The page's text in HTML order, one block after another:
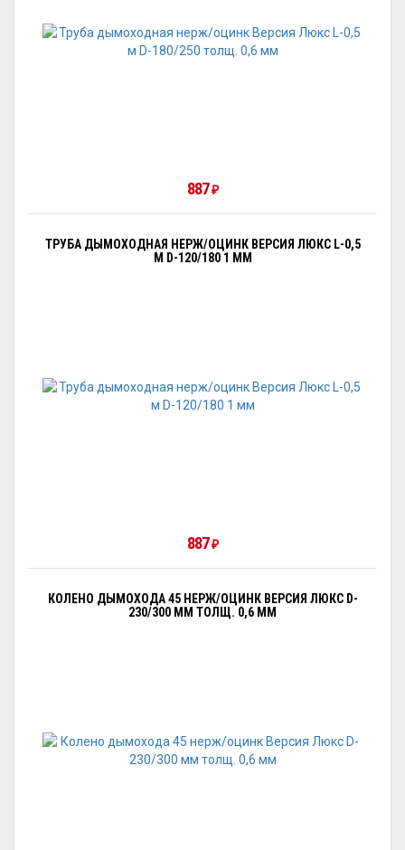
887 ₽
ТРУБА ДЫМОХОДНАЯ НЕРЖ/ОЦИНК ВЕРСИЯ ЛЮКС L-0,5
М D-120/180 1 ММ
887 ₽
КОЛЕНО ДЫМОХОДА 45 НЕРЖ/ОЦИНК ВЕРСИЯ ЛЮКС D-
230/300 ММ ТОЛЩ. 0,6 ММ